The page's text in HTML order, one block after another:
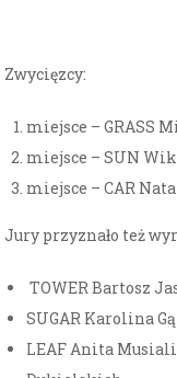
Zwycięzcy:
miejsce – GRASS
miejsce – SUN
miejsce – CAR
Jury przyznało też
TOWER Bartosz
SUGAR Karolina
LEAF Anita